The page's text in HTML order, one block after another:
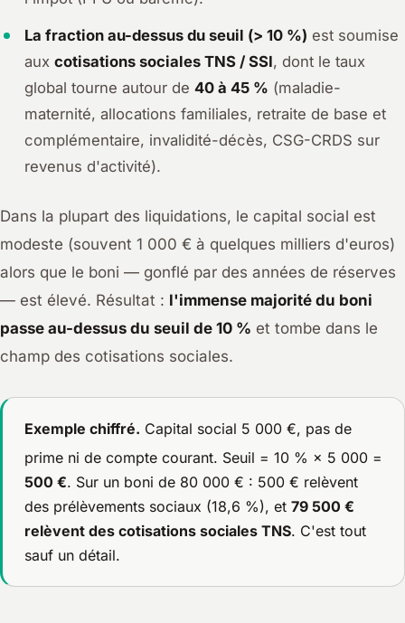
La fraction au-dessus du seuil (> 10 %) est soumise
auxcotisations sociales TNS / SSI, dont le taux
global tourne autour de40 à 45 % (maladie-
maternité, allocations familiales, retraite de base et
complémentaire, invalidité-décès, CSG-CRDS sur
revenus d'activité).
Dans la plupart des liquidations, le capital social est
modeste (souvent 1 000 € à quelques milliers d'euros)
alors que le boni — gonflé par des années de réserves
— est élevé. Résultat : l'immense majorité du boni
passe au-dessus du seuil de 10 % et tombe dans le
champ des cotisations sociales.
Exemple chiffré. Capital social 5 000 €, pas de
prime ni de compte courant. Seuil = 10 % × 5 000 =
500 €. Sur un boni de 80 000 € : 500 € relèvent
des prélèvements sociaux (18,6 %), et 79 500 €
relèvent des cotisations sociales TNS. C'est tout
sauf un détail.